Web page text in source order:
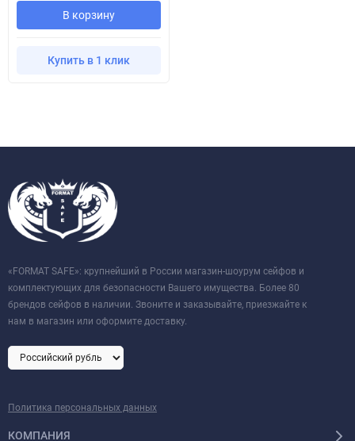
В корзину
Купить в 1 клик
«FORMAT SAFE»: крупнейший в России магазин-шоурум сейфов и
комплектующих для безопасности Вашего имущества. Более 80
брендов сейфов в наличии. Звоните и заказывайте, приезжайте к
нам в магазин или оформите доставку.
Политика персональных данных
КОМПАНИЯ